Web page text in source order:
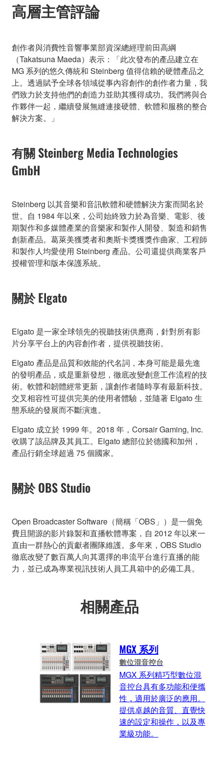
高層主管評論
創作者與消費性音響事業部資深總經理前田高綱
（Takatsuna Maeda）表示：「此次發布的產品建立在
MG 系列的悠久傳統和 Steinberg 值得信賴的硬體產品之
上。透過賦予全球各領域從事內容創作的創作者力量，我
們致力於支持他們的創造力並助其獲得成功。我們將與合
作夥伴一起，繼續發展無縫連接硬體、軟體和服務的整合
解決方案。」
有關 Steinberg Media Technologies
GmbH
Steinberg 以其音樂和音訊軟體和硬體解決方案而聞名於
世。自 1984 年以來，公司始終致力於為音樂、電影、後
期製作和多媒體產業的音樂家和製作人開發、製造和銷售
創新產品。葛萊美獲獎者和奧斯卡獎獲獎作曲家、工程師
和製作人均愛使用 Steinberg 產品。公司還提供商業客戶
授權管理和版本保護系統。
關於 Elgato
Elgato 是一家全球領先的視聽技術供應商，針對所有影
片分享平台上的內容創作者，提供視聽技術。
Elgato 產品是品質和效能的代名詞，本身可能是最先進
的發明產品，或是重新發想，徹底改變創意工作流程的技
術。軟體和韌體經常更新，讓創作者隨時享有最新科技。
交叉相容性可提供完美的使用者體驗，並隨著 Elgato 生
態系統的發展而不斷演進。
Elgato 成立於 1999 年。2018 年，Corsair Gaming, Inc.
收購了該品牌及其員工。Elgato 總部位於德國和加州，
產品行銷全球超過 75 個國家。
關於 OBS Studio
Open Broadcaster Software（簡稱「OBS」）是一個免
費且開源的影片錄製和直播軟體專案，自 2012 年以來一
直由一群熱心的貢獻者團隊維護。多年來，OBS Studio
徹底改變了數百萬人向其選擇的串流平台進行直播的能
力，並已成為專業視訊技術人員工具箱中的必備工具。
相關產品
MGX 系列
數位混音控台
MGX 系列精巧型數位混
音控台具有多功能和便攜
性，適用於廣泛的應用。
提供卓越的音質、直覺快
速的設定和操作，以及專
業級功能。